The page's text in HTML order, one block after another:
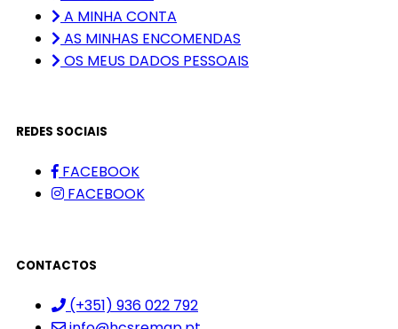
A MINHA CONTA
AS MINHAS ENCOMENDAS
OS MEUS DADOS PESSOAIS
REDES SOCIAIS
FACEBOOK
FACEBOOK
CONTACTOS
(+351) 936 022 792